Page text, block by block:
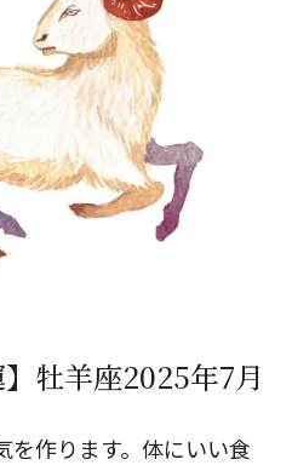
】牡羊座2025年7月
を作ります。体にいい食